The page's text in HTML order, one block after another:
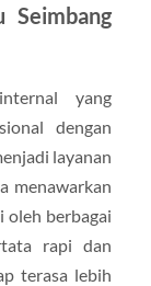
Seimbang
yang
dengan
layanan
menawarkan
oleh berbagai
rapi dan
terasa lebih